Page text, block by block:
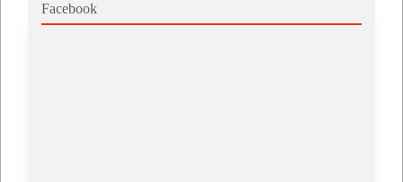
Facebook